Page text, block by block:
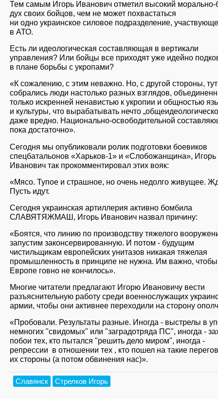
Тем самым Игорь Иванович отметил высокий морально-
дух своих бойцов, чем не может похвастаться
ни одно украинское силовое подразделение,
в АТО.
Есть ли идеологическая составляющая в вертикали
управления? Или бойцы все приходят уже идейно
в плане борьбы с укропами?
«К сожалению, с этим неважно. Но, с другой стороны, тут
собрались люди настолько разных взглядов,
только искренней ненавистью к укропии и общностью
и культуры, что вырабатывать нечто
даже вредно. Национально-освободительной
пока достаточно».
Сегодня мы опубликовали ролик подготовки боевиков
спецбатальонов «Харьков-1» и «Слобожанщина», Игорь
Иванович так прокомментировал этих вояк:
«Мясо. Тупое и страшное, но очень недолго живущее.
Пусть идут.
Сегодня украинская артиллерия активно бомбила
СЛАВЯТЯЖМАШ, Игорь Иванович назвал причину:
«Боятся, что линию по производству тяжелого
запустим законсервированную. И потом - будущим
чистильщикам европейских унитазов никакая тяжелая
промышленность в принципе не нужна. Им важно,
Европе говно не кончилось».
Многие читатели предлагают Игорю Ивановичу вести
разъяснительную работу среди военнослужащих
армии, чтобы они активнее переходили на сторону
«Пробовали. Результаты разные. Иногда - выстрелы в
немногих "свидомых" или "заградотряда ПС", иногда -
побои тех, кто пытался "решить дело миром", иногда -
репрессии в отношении тех , кто пошел на такие
их стороны (а потом обвинения нас)».
Славянск Стрелков Игорь